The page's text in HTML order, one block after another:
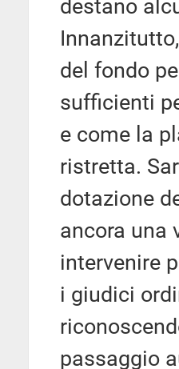
destano
del fondo
sufficienti
e come la
ristretta.
dotazione
ancora una
intervenire
i giudici
passaggio